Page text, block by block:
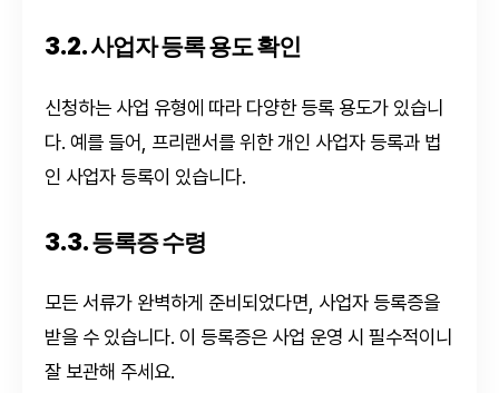
3.2. 사업자 등록 용도 확인
신청하는 사업 유형에 따라 다양한 등록 용도가 있습니
다. 예를 들어, 프리랜서를 위한 개인 사업자 등록과 법
인 사업자 등록이 있습니다.
3.3. 등록증 수령
모든 서류가 완벽하게 준비되었다면, 사업자 등록증을
받을 수 있습니다. 이 등록증은 사업 운영 시 필수적이니
잘 보관해 주세요.